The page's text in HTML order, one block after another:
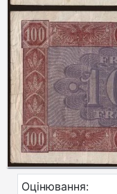
Оцінювання: